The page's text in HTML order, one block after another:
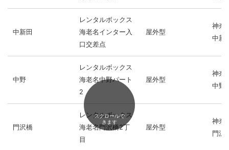
中新田
レンタルボックス
海老名インター入
口交差点
屋外型
神奈
中新
中野
レンタルボックス
海老名中野パート
2
屋外型
神奈
中野
門沢橋
レンタルボックス
海老名門沢橋2丁
目
屋外型
神奈
門沢
スクロールで
きます